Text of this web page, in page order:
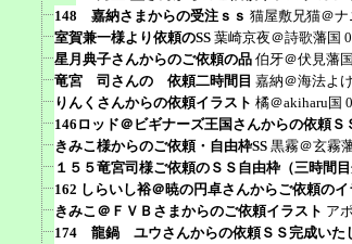
148 嘉納さまからの受注ｓｓ 猫屋敷兄猫＠
室賀兼一様より依頼のSS 葉崎京夜＠詩歌藩国
星月典子さんからのご依頼の品 伯牙＠伏見藩国
竜宮 司さんの 依頼二時間目 嘉納＠海法よ
りんくさんからの依頼イラスト 橘＠akiharu国
146ロッド＠ビギナーズ王国さんからの依頼Ｓ
きみこ様からのご依頼・自由枠SS 黒霧＠玄霧
１５５竜宮司様ご依頼のＳＳ自由枠（三時間目
162 しらいし裕＠暁の円卓さんからご依頼のイ
きみこ＠ＦＶＢさまからのご依頼イラスト ア
174 龍鍋 ユウさんからの依頼ＳＳ完成いた